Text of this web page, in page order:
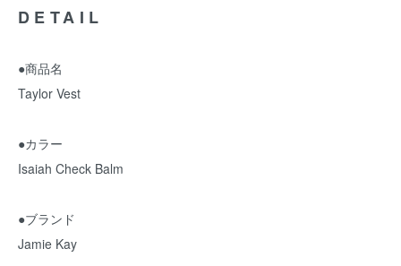
DETAIL
●商品名
Taylor Vest
●カラー
Isaiah Check Balm
●ブランド
Jamie Kay